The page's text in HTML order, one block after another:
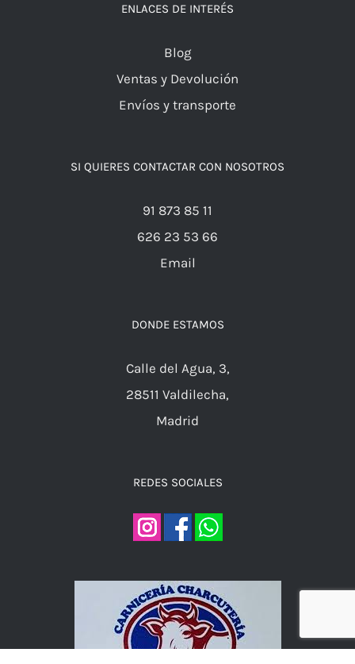
ENLACES DE INTERÉS
Blog
Ventas y Devolución
Envíos y transporte
SI QUIERES CONTACTAR CON NOSOTROS
91 873 85 11
626 23 53 66
Email
DONDE ESTAMOS
Calle del Agua, 3,
28511 Valdilecha,
Madrid
REDES SOCIALES